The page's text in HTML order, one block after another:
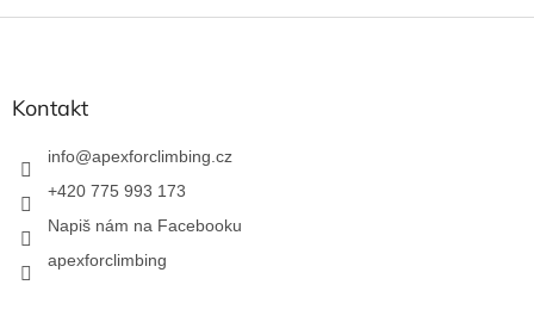
Kontakt
info@apexforclimbing.cz
+420 775 993 173
Napiš nám na Facebooku
apexforclimbing